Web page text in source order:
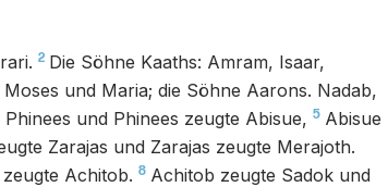
2 Die Söhne Kaaths: Amram, Isaar,
und Maria; die Söhne Aarons. Nadab,
und Phinees zeugte Abisue, 5 Abisue
Zarajas und Zarajas zeugte Merajoth.
Achitob. 8 Achitob zeugte Sadok und